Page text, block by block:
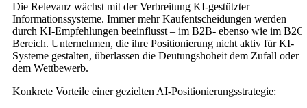
Die Relevanz wächst mit der Verbreitung KI-gestützter
Informationssysteme. Immer mehr Kaufentscheidungen werden
durch KI-Empfehlungen beeinflusst – im B2B- ebenso wie im B2C-
Bereich. Unternehmen, die ihre Positionierung nicht aktiv für KI-
Systeme gestalten, überlassen die Deutungshoheit dem Zufall oder
dem Wettbewerb.
Konkrete Vorteile einer gezielten AI-Positionierungsstrategie: